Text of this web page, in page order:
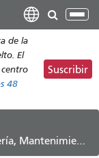
de la
El
centro
48
Suscribir
28 de abril de 2021